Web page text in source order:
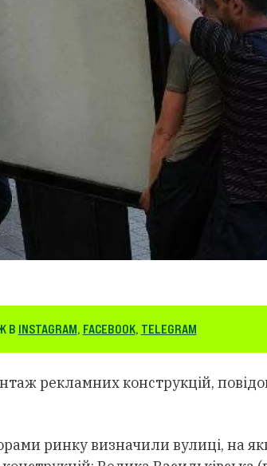
В INSTAGRAM, FACEBOOK, TELEGRAM
рекламних конструкцій,
ринку визначили вулиці, на